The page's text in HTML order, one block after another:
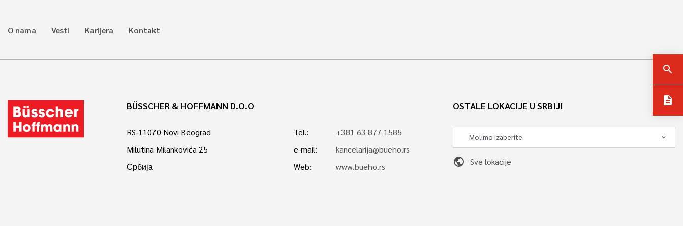
search
description
O nama Vesti Karijera Kontakt
BÜSSCHER & HOFFMANN D.O.O
RS-11070 Novi Beograd
Milutina Milankovića 25
Србија
Tel.:
+381 63 877 1585
e-mail:
kancelarija@bueho.rs
Web:
www.bueho.rs
OSTALE LOKACIJE U SRBIJI
public Sve lokacije